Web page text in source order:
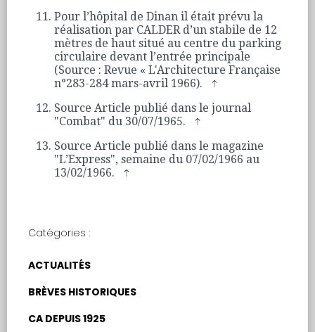
Pour l’hôpital de Dinan il était prévu la
réalisation par CALDER d’un stabile de 12
mètres de haut situé au centre du parking
circulaire devant l’entrée principale
(Source : Revue « L'Architecture Française
n°283-284 mars-avril 1966).
Source Article publié dans le journal
"Combat" du 30/07/1965.
Source Article publié dans le magazine
"L’Express", semaine du 07/02/1966 au
13/02/1966.
Catégories :
ACTUALITÉS
BRÈVES HISTORIQUES
CA DEPUIS 1925